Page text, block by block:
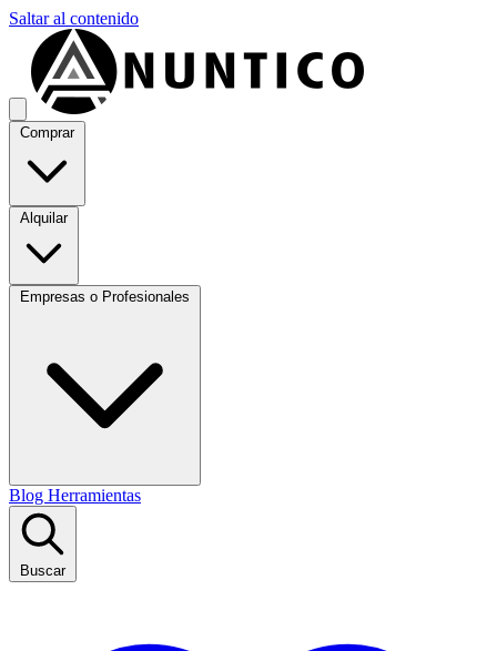
Saltar al contenido
Comprar
Alquilar
Empresas o Profesionales
Blog Herramientas
Buscar